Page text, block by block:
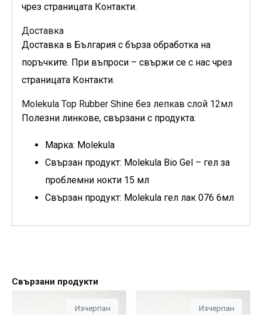
чрез страницата Контакти.
Доставка
Доставка в България с бърза обработка на
поръчките. При въпроси – свържи се с нас чрез
страницата Контакти.
Molekula Top Rubber Shine без лепкав слой 12мл
Полезни линкове, свързани с продукта:
Марка: Molekula
Свързан продукт: Molekula Bio Gel – гел за
проблемни нокти 15 мл
Свързан продукт: Molekula гел лак 076 6мл
Свързани продукти
Изчерпан Изчерпан